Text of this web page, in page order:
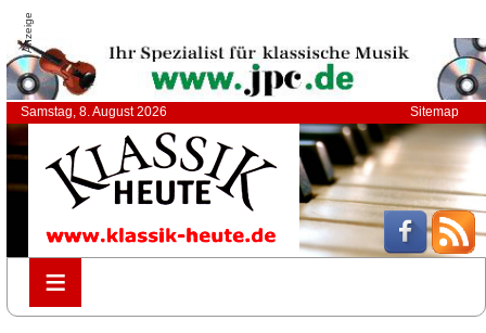
Anzeige
Samstag, 8. August 2026 Sitemap
≡
≡